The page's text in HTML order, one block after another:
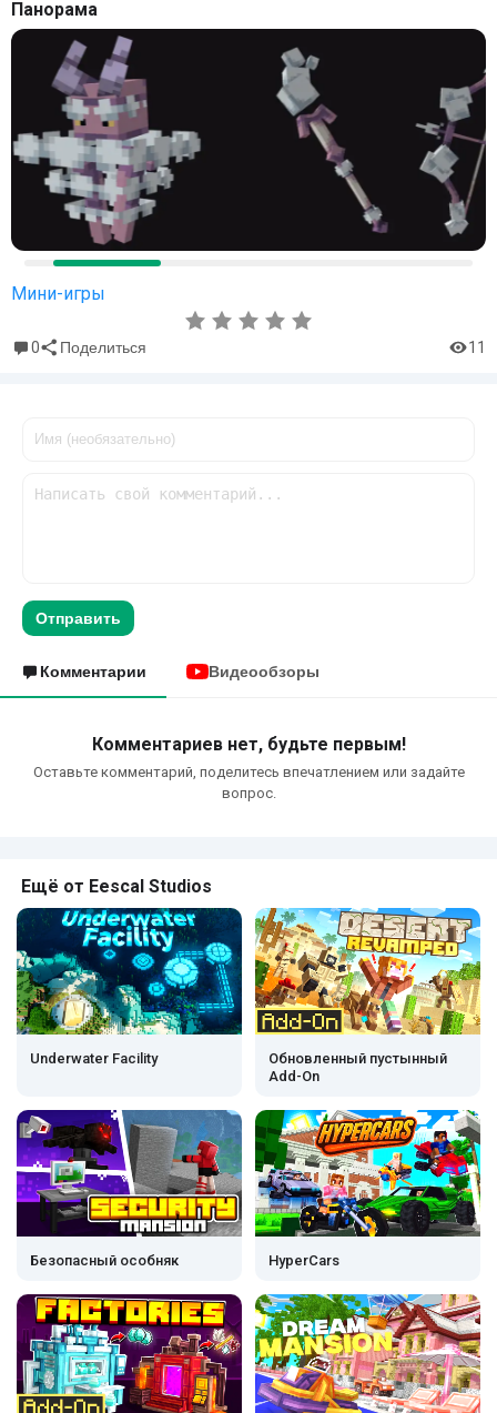
Панорама
Мини-игры
0 Поделиться 11
Отправить
Комментарии Видеообзоры
Комментариев нет, будьте первым!
Оставьте комментарий, поделитесь впечатлением или задайте
вопрос.
Ещё от Eescal Studios
Underwater Facility
Обновленный пустынный
Add-On
Безопасный особняк HyperCars